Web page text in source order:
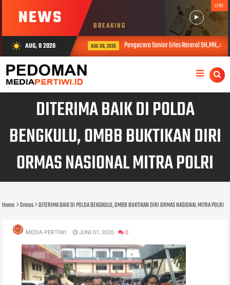
NEWS BREAKING
LIVE
wb_sunny AUG, 8 2026 AUG 08, 2026 Pengacara Senior Erles Rareral SH,MH,.:
DITERIMA BAIK DI POLDA
BENGKULU, OMBB BUKTIKAN DIRI
ORMAS NASIONAL MITRA POLRI
Home Ormas DITERIMA BAIK DI POLDA BENGKULU, OMBB BUKTIKAN DIRI ORMAS NASIONAL MITRA POLRI
MEDIA PERTIWI JUNI 01, 2026 0